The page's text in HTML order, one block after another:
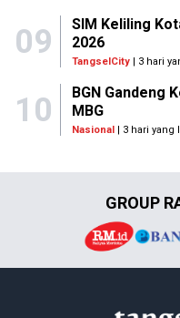
09
SIM Keliling
2026
TangselCity| 3 hari
10
BGN Gandeng
MBG
Nasional| 3 hari yang
GROUP